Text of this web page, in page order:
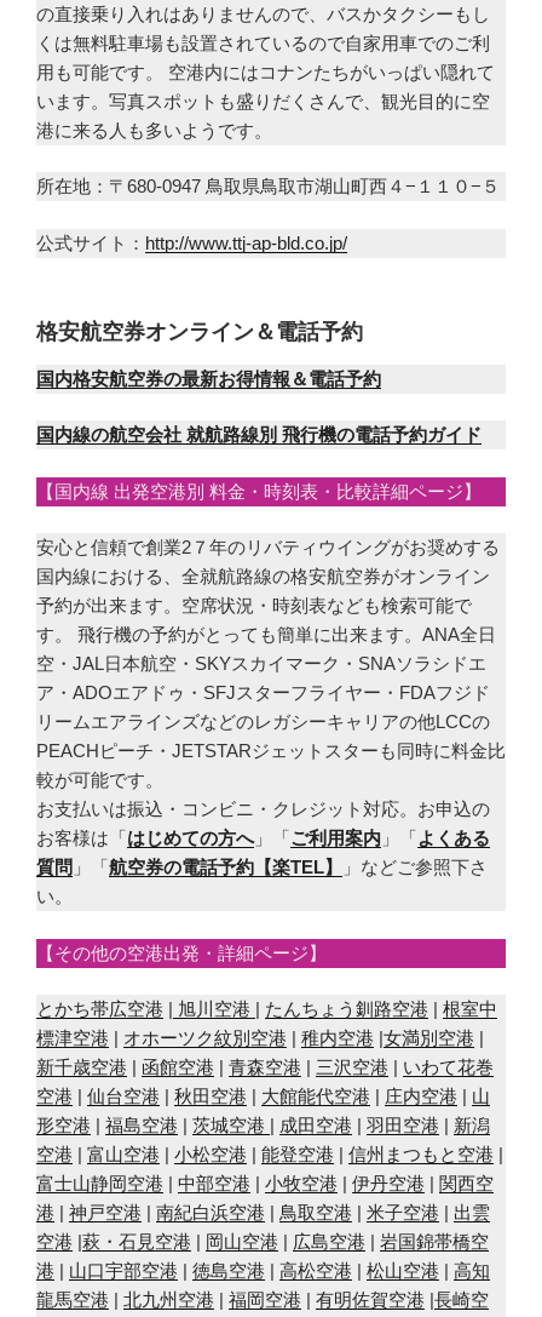
の直接乗り入れはありませんので、バスかタクシーもし
くは無料駐車場も設置されているので自家用車でのご利
用も可能です。 空港内にはコナンたちがいっぱい隠れて
います。写真スポットも盛りだくさんで、観光目的に空
港に来る人も多いようです。
所在地：〒680-0947 鳥取県鳥取市湖山町西４−１１０−５
公式サイト： http://www.ttj-ap-bld.co.jp/
格安航空券オンライン＆電話予約
国内格安航空券の最新お得情報＆電話予約
国内線の航空会社 就航路線別 飛行機の電話予約ガイド
【国内線 出発空港別 料金・時刻表・比較詳細ページ】
安心と信頼で創業2７年のリバティウイングがお奨めする
国内線における、全就航路線の格安航空券がオンライン
予約が出来ます。空席状況・時刻表なども検索可能で
す。 飛行機の予約がとっても簡単に出来ます。ANA全日
空・JAL日本航空・SKYスカイマーク・SNAソラシドエ
ア・ADOエアドゥ・SFJスターフライヤー・FDAフジド
リームエアラインズなどのレガシーキャリアの他LCCの
PEACHピーチ・JETSTARジェットスターも同時に料金比
較が可能です。
お支払いは振込・コンビニ・クレジット対応。お申込の
お客様は「はじめての方へ」「ご利用案内 」「よくある
質問 」「航空券の電話予約【楽TEL】
」などご参照下さ
い。
【その他の空港出発・詳細ページ】
とかち帯広空港 | 旭川空港 | たんちょう釧路空港 | 根室中
標津空港 | オホーツク紋別空港 | 稚内空港 |女満別空港 |
新千歳空港 | 函館空港 | 青森空港 | 三沢空港 | いわて花巻
空港 | 仙台空港 | 秋田空港 | 大館能代空港 | 庄内空港 | 山
形空港 | 福島空港 | 茨城空港 | 成田空港 | 羽田空港 | 新潟
空港 | 富山空港 | 小松空港 | 能登空港 | 信州まつもと空港 |
富士山静岡空港 | 中部空港 | 小牧空港 | 伊丹空港 | 関西空
港 | 神戸空港 | 南紀白浜空港 | 鳥取空港 | 米子空港 | 出雲
空港 |萩・石見空港 | 岡山空港 | 広島空港 | 岩国錦帯橋空
港 | 山口宇部空港 | 徳島空港 | 高松空港 | 松山空港 | 高知
龍馬空港 | 北九州空港 | 福岡空港 | 有明佐賀空港 |長崎空